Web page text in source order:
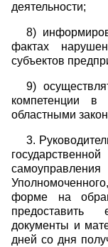
деятельности;
8)
фактах
субъектов
9)
компетенции в
областными
3.
форме на
документы и
дней со дня